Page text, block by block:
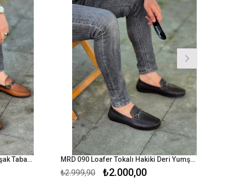
Hnt 018 Loafer Hakiki Deri Yumşak Taba Rok Erkek Ayakkabısı MRD 090 Loafer Tokalı Hakiki Deri Yumşak Kahverengi Rok Erkek Ayakkabısı
₺2.000,00
₺2.999,90